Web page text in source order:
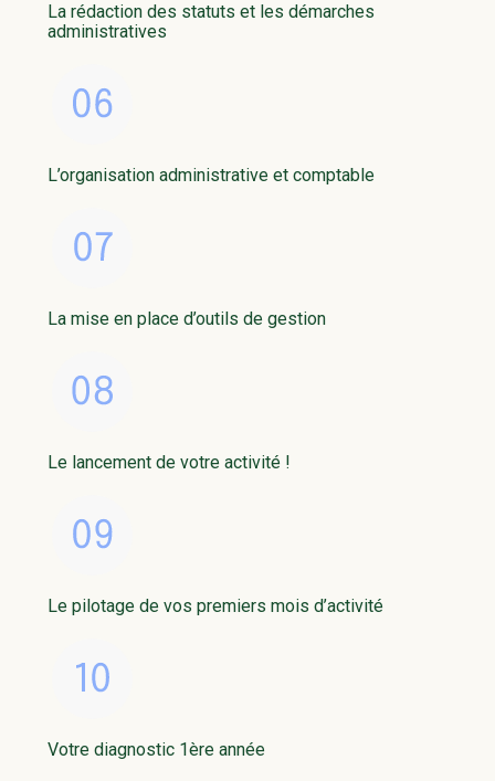
La rédaction des statuts et les démarches
administratives
L’organisation administrative et comptable
La mise en place d’outils de gestion
Le lancement de votre activité !
Le pilotage de vos premiers mois d’activité
Votre diagnostic 1ère année